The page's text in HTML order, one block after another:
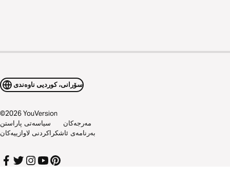
سۆرانی، کوردیی ناوەندی
©2026YouVersion
سیاسەتی پاراستن
مەرجەکان
بەرنامەی ئاشکراکردنی لاوازییەکان